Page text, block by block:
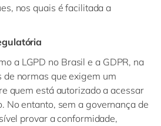
nos quais é facilitada a
a LGPD no Brasil e a GDPR, na
de normas que exigem um
quem está autorizado a acessar
No entanto, sem a governança de
provar a conformidade,